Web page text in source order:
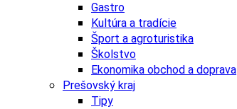
Gastro
Kultúra a tradície
Šport a agroturistika
Školstvo
Ekonomika obchod a doprava
Prešovský kraj
Tipy